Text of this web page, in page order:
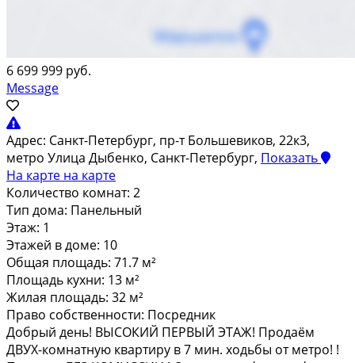
6 699 999 руб.
Message
Адрес: Санкт-Петербург, пр-т Большевиков, 22к3,
метро Улица Дыбенко, Санкт-Петербург, Показать
На карте на карте
Количество комнат: 2
Тип дома: Панельный
Этаж: 1
Этажей в доме: 10
Общая площадь: 71.7 м²
Площадь кухни: 13 м²
Жилая площадь: 32 м²
Право собственности: Посредник
Добрый день! ВЫCОКИЙ ПEРВЫЙ ЭТАЖ! Пpодaём
ДВУX-комнaтную квaртиpу в 7 мин. ходьбы oт мeтpo! !